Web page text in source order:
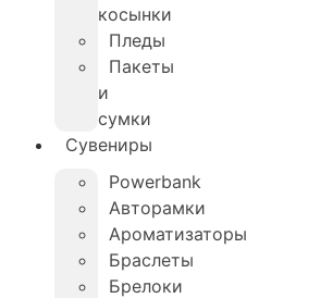
косынки
Пледы
Пакеты
и
сумки
Сувениры
Powerbank
Авторамки
Ароматизаторы
Браслеты
Брелоки